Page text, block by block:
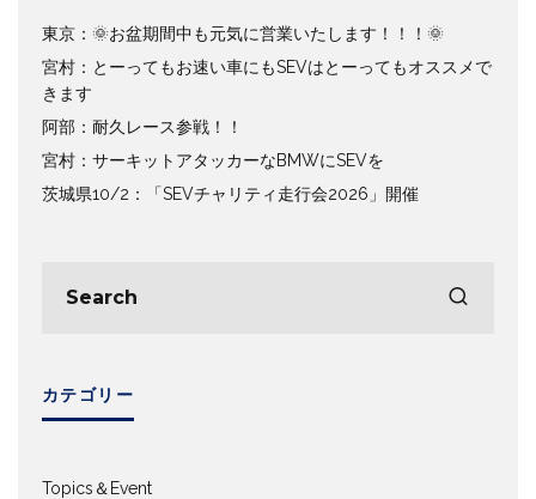
東京：🌞お盆期間中も元気に営業いたします！！！🌞
宮村：とーってもお速い車にもSEVはとーってもオススメで
きます
阿部：耐久レース参戦！！
宮村：サーキットアタッカーなBMWにSEVを
茨城県10/2：「SEVチャリティ走行会2026」開催
カテゴリー
Topics＆Event